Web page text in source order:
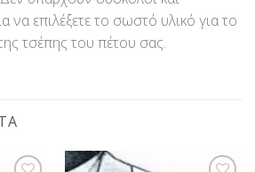
να επιλέξετε το σωστό υλικό για το
τσέπης του πέτου σας.